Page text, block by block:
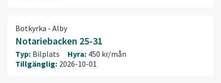
Notariebacken 25-31
Botkyrka - Alby
Typ: Bilplats Hyra: 450 kr/mån
Tillgänglig: 2026-10-01